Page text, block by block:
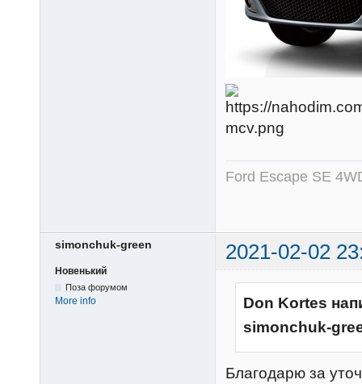
Ford Escape SE
simonchuk-green 2021-02-02
Новенький
Поза форумом
More info
Don Kortes
simonchuk-
Благодарю за